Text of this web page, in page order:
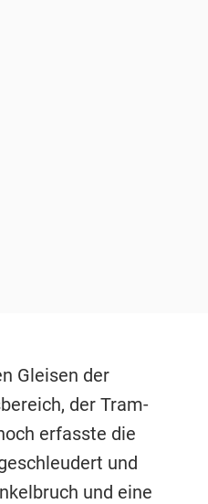
Gleisen der
der Tram-
erfasste die
und
und eine